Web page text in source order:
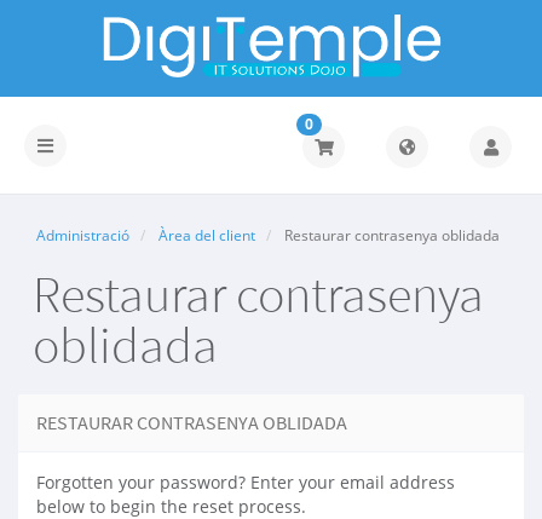
Toggle
0
Administració Àrea del client Restaurar contrasenya oblidada
Restaurar contrasenya
oblidada
RESTAURAR CONTRASENYA OBLIDADA
Forgotten your password? Enter your email address
below to begin the reset process.